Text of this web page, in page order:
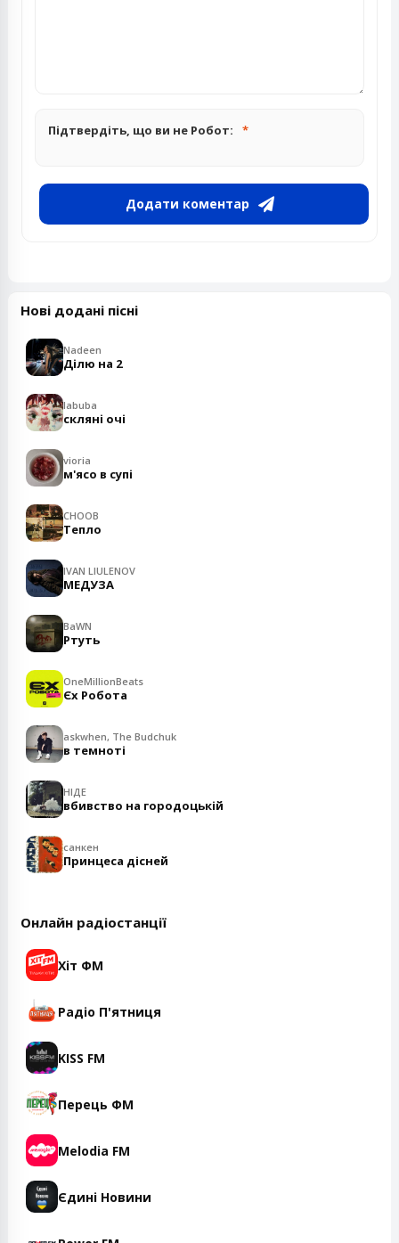
Підтвердіть, що ви не Робот:
Додати коментар
Нові додані пісні
Nadeen
Ділю на 2
labuba
скляні очі
vioria
м'ясо в супі
CHOOB
Тепло
IVAN LIULENOV
МЕДУЗА
BaWN
Ртуть
OneMillionBeats
Єх Робота
askwhen, The Budchuk
в темноті
НІДЕ
вбивство на городоцькій
санкен
Принцеса дісней
Онлайн радіостанції
Хіт ФМ
Радіо П'ятниця
KISS FM
Перець ФМ
Melodia FM
Єдині Новини